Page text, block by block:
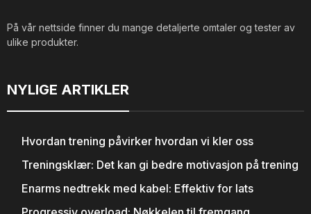
På vår nettside finner du mange detaljerte omtaler og tester av
ulike produkter.
NYLIGE ARTIKLER
Hvordan trening påvirker hvordan vi kler oss
Treningsklær: Det kan gi bedre motivasjon på trening
Enarms nedtrekk med kabel: Effektiv for lats